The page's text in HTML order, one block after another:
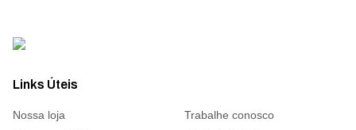
Links Úteis
Nossa loja
Trabalhe conosco